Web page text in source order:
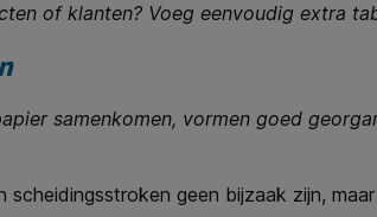
of klanten? Voeg eenvoudig extra
samenkomen, vormen goed
geen bijzaak zijn,